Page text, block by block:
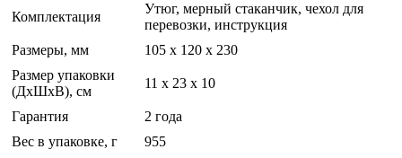
Комплектация
Утюг, мерный стаканчик, чехол для
перевозки, инструкция
Размеры, мм
105 х 120 х 230
Размер упаковки
(ДхШхВ), см
11 x 23 x 10
Гарантия
2 года
Вес в упаковке, г
955